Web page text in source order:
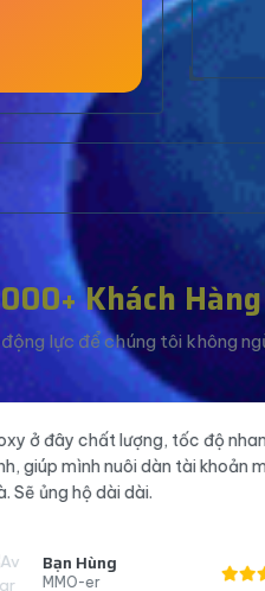
Khách
lực để chúng tôi không
ổn
mượt
Tăng like
Page mình giờ
đáng tin cậy
Anh
Page